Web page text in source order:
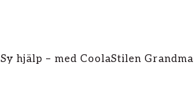
Sy hjälp – med CoolaStilen Grandma